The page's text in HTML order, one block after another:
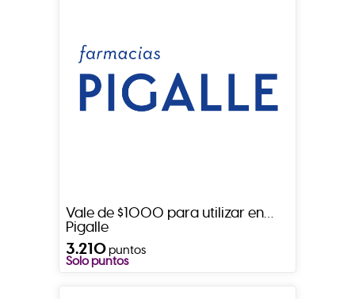
Vale de $1000 para utilizar en
Pigalle
3.210puntos
Solo puntos